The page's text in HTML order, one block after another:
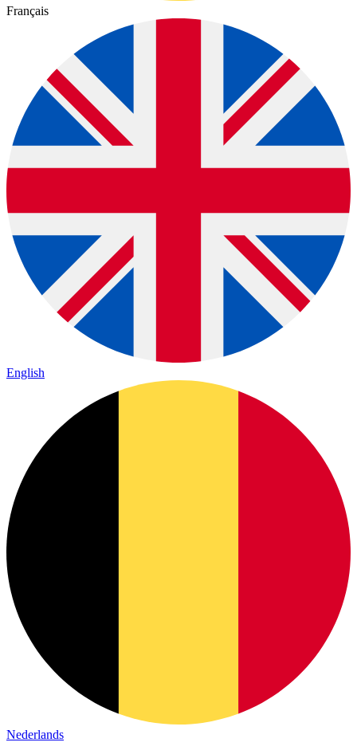
Français
English
Nederlands